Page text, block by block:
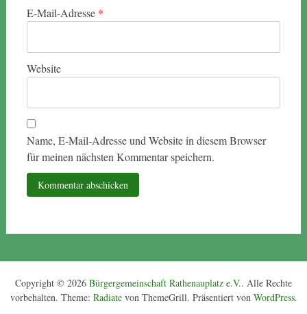
E-Mail-Adresse *
Website
Name, E-Mail-Adresse und Website in diesem Browser
für meinen nächsten Kommentar speichern.
Copyright © 2026 Bürgergemeinschaft Rathenauplatz e.V.. Alle Rechte
vorbehalten. Theme: Radiatevon ThemeGrill. Präsentiert von WordPress.